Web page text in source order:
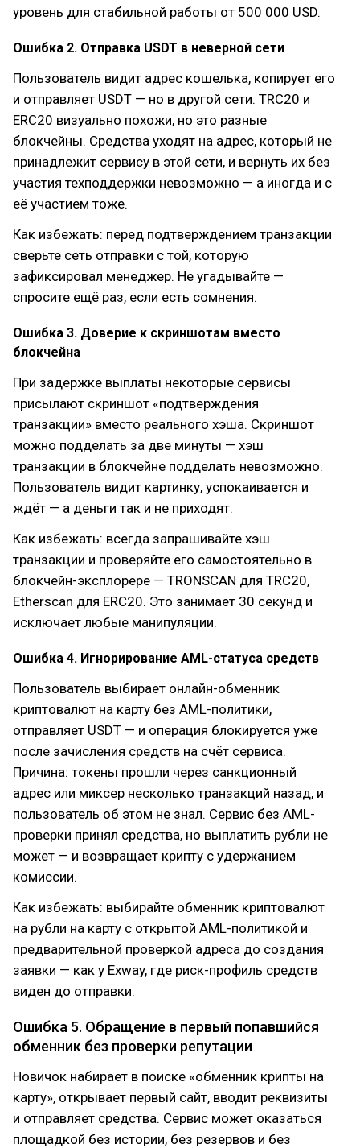
уровень для стабильной работы от 500 000 USD.
Ошибка 2. Отправка USDT в неверной сети
Пользователь видит адрес кошелька, копирует его
и отправляет USDT — но в другой сети. TRC20 и
ERC20 визуально похожи, но это разные
блокчейны. Средства уходят на адрес, который не
принадлежит сервису в этой сети, и вернуть их без
участия техподдержки невозможно — а иногда и с
её участием тоже.
Как избежать: перед подтверждением транзакции
сверьте сеть отправки с той, которую
зафиксировал менеджер. Не угадывайте —
спросите ещё раз, если есть сомнения.
Ошибка 3. Доверие к скриншотам вместо
блокчейна
При задержке выплаты некоторые сервисы
присылают скриншот «подтверждения
транзакции» вместо реального хэша. Скриншот
можно подделать за две минуты — хэш
транзакции в блокчейне подделать невозможно.
Пользователь видит картинку, успокаивается и
ждёт — а деньги так и не приходят.
Как избежать: всегда запрашивайте хэш
транзакции и проверяйте его самостоятельно в
блокчейн-эксплорере — TRONSCAN для TRC20,
Etherscan для ERC20. Это занимает 30 секунд и
исключает любые манипуляции.
Ошибка 4. Игнорирование AML-статуса средств
Пользователь выбирает онлайн-обменник
криптовалют на карту без AML-политики,
отправляет USDT — и операция блокируется уже
после зачисления средств на счёт сервиса.
Причина: токены прошли через санкционный
адрес или миксер несколько транзакций назад, и
пользователь об этом не знал. Сервис без AML-
проверки принял средства, но выплатить рубли не
может — и возвращает крипту с удержанием
комиссии.
Как избежать: выбирайте обменник криптовалют
на рубли на карту с открытой AML-политикой и
предварительной проверкой адреса до создания
заявки — как у Exway, где риск-профиль средств
виден до отправки.
Ошибка 5. Обращение в первый попавшийся
обменник без проверки репутации
Новичок набирает в поиске «обменник крипты на
карту», открывает первый сайт, вводит реквизиты
и отправляет средства. Сервис может оказаться
площадкой без истории, без резервов и без